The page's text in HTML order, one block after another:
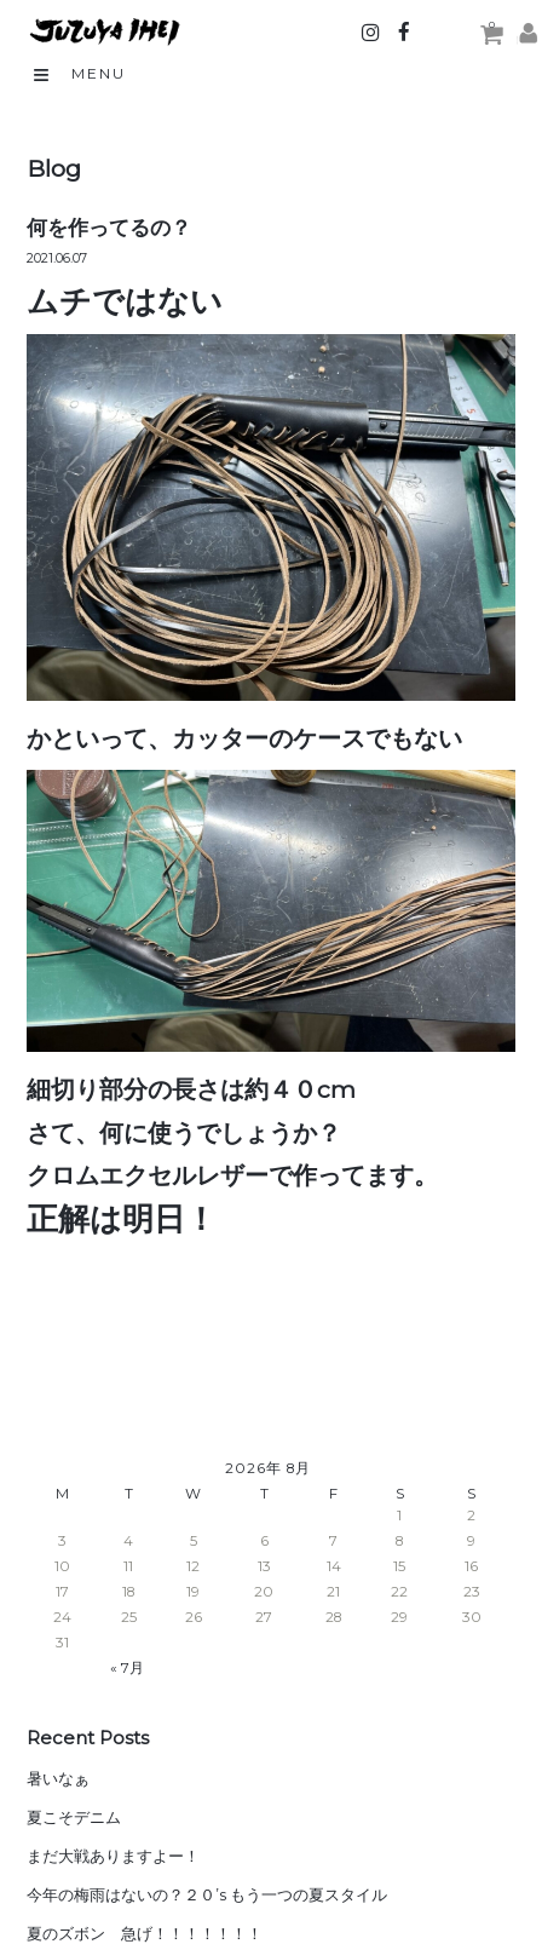
0
MENU
Blog
何を作ってるの？
2021.06.07
ムチではない
かといって、カッターのケースでもない
細切り部分の長さは約４０cm
さて、何に使うでしょうか？
クロムエクセルレザーで作ってます。
正解は明日！
2026年 8月
M
T W T F S S
« 7月
1
2
3
4 5 6 7 8
9
10
11 12 13 14 15
16
17
18 19 20 21 22
23
24
25 26 27 28 29
30
31
Recent Posts
暑いなぁ
夏こそデニム
まだ大戦ありますよー！
今年の梅雨はないの？２０’s もう一つの夏スタイル
夏のズボン 急げ！！！！！！！